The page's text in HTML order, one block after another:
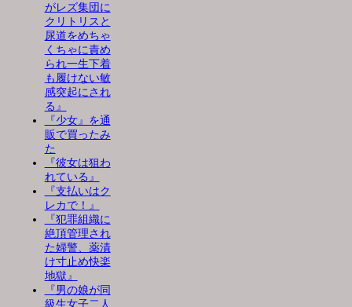
がレズ集団に
クリトリスと
尿道をめちゃ
くちゃに責め
られ一生下着
も履けない敏
感突起にされ
る』
『少女』を通
販で買ったみ
た
『彼女は狙わ
れている』
『支払いはク
レカで！』
『犯罪組織に
絶頂管理され
た婦警、薬漬
け寸止め快楽
地獄』
『男の娘が同
級生女子二人